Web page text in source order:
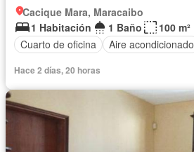
Cacique Mara, Maracaibo
1 Habitación
1 Baño
100 m²
Cuarto de oficina
Aire acondicionado
Hace 2 días, 20 horas